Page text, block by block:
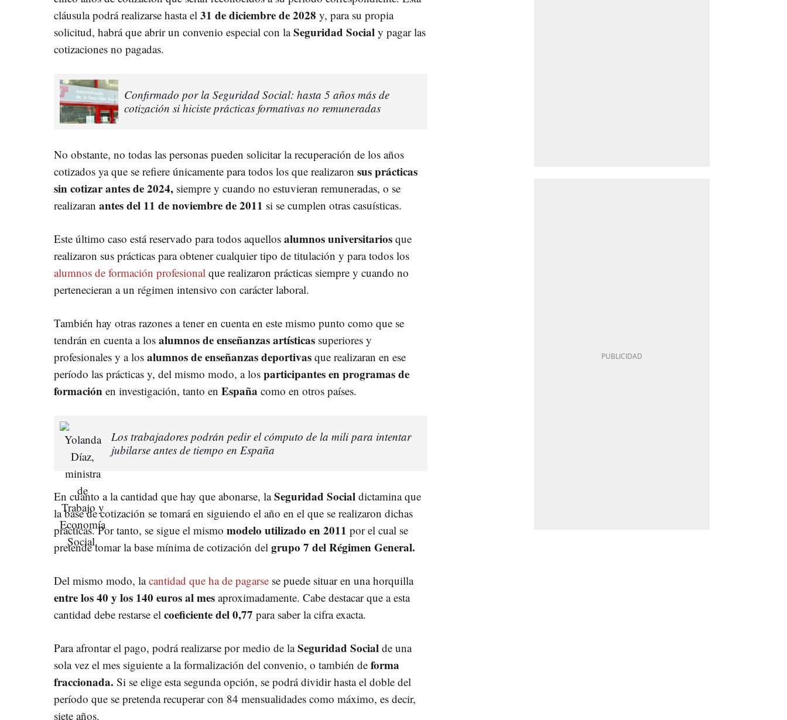
cláusula podrá realizarse hasta el 31 de diciembre de 2028 y, para su propia
solicitud, habrá que abrir un convenio especial con laSeguridad Social y pagar las
cotizaciones no pagadas.
Confirmado por la Seguridad Social: hasta 5 años más de
cotización si hiciste prácticas formativas no remuneradas
No obstante, no todas las personas pueden solicitar la recuperación de los años
cotizados ya que se refiere únicamente para todos los que realizaron sus prácticas
sin cotizar antes de 2024, siempre y cuando no estuvieran remuneradas, o se
realizaran antes del 11 de noviembre de 2011 si se cumplen otras casuísticas.
Este último caso está reservado para todos aquellos alumnos universitarios que
realizaron sus prácticas para obtener cualquier tipo de titulación y para todos los
alumnos de formación profesional que realizaron prácticas siempre y cuando no
pertenecieran a un régimen intensivo con carácter laboral.
También hay otras razones a tener en cuenta en este mismo punto como que se
tendrán en cuenta a los alumnos de enseñanzas artísticas superiores y
profesionales y a los alumnos de enseñanzas deportivas que realizaran en ese
período las prácticas y, del mismo modo, a los participantes en programas de
formación en investigación, tanto en España como en otros países.
Los trabajadores podrán pedir el cómputo de la mili para intentar
jubilarse antes de tiempo en España
En cuanto a la cantidad que hay que abonarse, laSeguridad Social dictamina que
la base de cotización se tomará en siguiendo el año en el que se realizaron dichas
prácticas. Por tanto, se sigue el mismo modelo utilizado en 2011 por el cual se
pretende tomar la base mínima de cotización del grupo 7 del Régimen General.
Del mismo modo, lacantidad que ha de pagarse se puede situar en una horquilla
entre los 40 y los 140 euros al mes aproximadamente. Cabe destacar que a esta
cantidad debe restarse el coeficiente del 0,77 para saber la cifra exacta.
Para afrontar el pago, podrá realizarse por medio de laSeguridad Social de una
sola vez el mes siguiente a la formalización del convenio, o también de forma
fraccionada. Si se elige esta segunda opción, se podrá dividir hasta el doble del
período que se pretenda recuperar con 84 mensualidades como máximo, es decir,
siete años.